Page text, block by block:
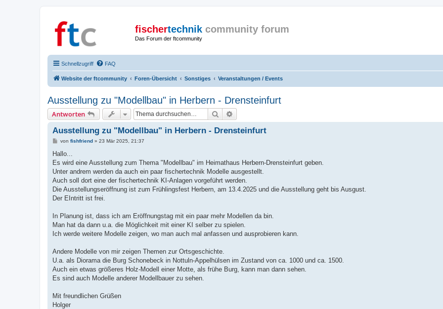
fischertechnik community forum
Das Forum der ftcommunity
Schnellzugriff FAQ
Website der ftcommunity Foren-Übersicht Sonstiges Veranstaltungen / Events
Ausstellung zu "Modellbau" in Herbern - Drensteinfurt
Antworten Suche
Ausstellung zu "Modellbau" in Herbern - Drensteinfurt
B
i
r
a
von fishfriend» 23 Mär 2025, 21:37
Hallo...
Es wird eine Ausstellung zum Thema "Modellbau" im Heimathaus Herbern-Drensteinfurt geben.
Unter andrem werden da auch ein paar fischertechnik Modelle ausgestellt.
Auch soll dort eine der fischertechnik KI-Anlagen vorgeführt werden.
Die Ausstellungseröffnung ist zum Frühlingsfest Herbern, am 13.4.2025 und die Ausstellung geht bis Ausgust.
Der EIntritt ist frei.
In Planung ist, dass ich am Eröffnungstag mit ein paar mehr Modellen da bin.
Man hat da dann u.a. die Möglichkeit mit einer KI selber zu spielen.
Ich werde weitere Modelle zeigen, wo man auch mal anfassen und ausprobieren kann.
Andere Modelle von mir zeigen Themen zur Ortsgeschichte.
U.a. als Diorama die Burg Schonebeck in Nottuln-Appelhülsen im Zustand von ca. 1000 und ca. 1500.
Auch ein etwas größeres Holz-Modell einer Motte, als frühe Burg, kann man dann sehen.
Es sind auch Modelle anderer Modellbauer zu sehen.
Mit freundlichen Grüßen
Holger